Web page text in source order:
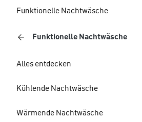
Funktionelle Nachtwäsche
Funktionelle Nachtwäsche
Alles entdecken
Kühlende Nachtwäsche
Wärmende Nachtwäsche